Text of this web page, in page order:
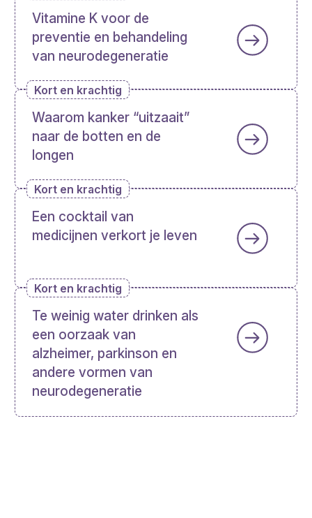
Vitamine K voor de
preventie en behandeling
van neurodegeneratie
Kort en krachtig
Waarom kanker “uitzaait”
naar de botten en de
longen
Kort en krachtig
Een cocktail van
medicijnen verkort je leven
Kort en krachtig
Te weinig water drinken als
een oorzaak van
alzheimer, parkinson en
andere vormen van
neurodegeneratie